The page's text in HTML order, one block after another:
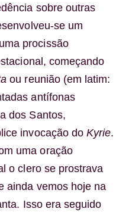
sobre outras
se um
procissão
começando
ou reunião (em latim:
antífonas
dos Santos,
invocação doKyrie.
uma oração
o clero se prostrava
ainda vemos hoje na
Isso era seguido